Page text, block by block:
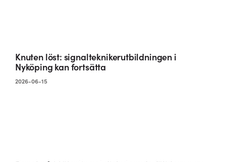
Knuten löst: signalteknikerutbildningen i
Nyköping kan fortsätta
2026-06-15